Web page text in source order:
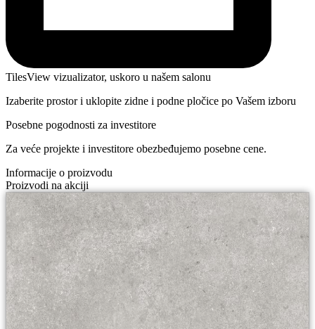
TilesView vizualizator, uskoro u našem salonu
Izaberite prostor i uklopite zidne i podne pločice po Vašem izboru
Posebne pogodnosti za investitore
Za veće projekte i investitore obezbeđujemo posebne cene.
Informacije o proizvodu
Proizvodi na akciji